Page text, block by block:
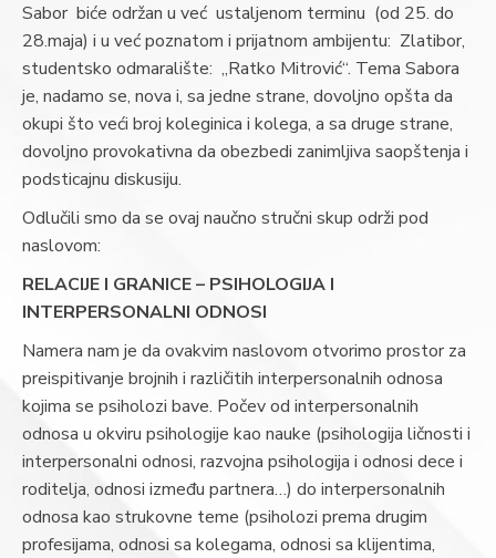
Sabor biće održan u već ustaljenom terminu (od 25. do
28.maja) i u već poznatom i prijatnom ambijentu: Zlatibor,
studentsko odmaralište: „Ratko Mitrović“. Tema Sabora
je, nadamo se, nova i, sa jedne strane, dovoljno opšta da
okupi što veći broj koleginica i kolega, a sa druge strane,
dovoljno provokativna da obezbedi zanimljiva saopštenja i
podsticajnu diskusiju.
Odlučili smo da se ovaj naučno stručni skup održi pod
naslovom:
RELACIJE I GRANICE – PSIHOLOGIJA I
INTERPERSONALNI ODNOSI
Namera nam je da ovakvim naslovom otvorimo prostor za
preispitivanje brojnih i različitih interpersonalnih odnosa
kojima se psiholozi bave. Počev od interpersonalnih
odnosa u okviru psihologije kao nauke (psihologija ličnosti i
interpersonalni odnosi, razvojna psihologija i odnosi dece i
roditelja, odnosi između partnera…) do interpersonalnih
odnosa kao strukovne teme (psiholozi prema drugim
profesijama, odnosi sa kolegama, odnosi sa klijentima,